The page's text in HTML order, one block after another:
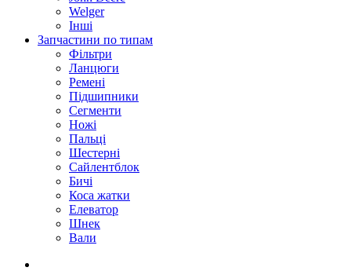
Welger
Інші
Запчастини по типам
Фільтри
Ланцюги
Ремені
Підшипники
Сегменти
Ножі
Пальці
Шестерні
Сайлентблок
Бичі
Коса жатки
Елеватор
Шнек
Вали